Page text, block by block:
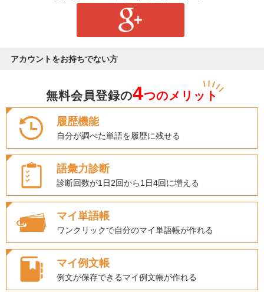
アカウントをお持ちでない方
無料会員登録の4つのメリット
履歴機能
自分が調べた単語を履歴に残せる
語彙力診断
診断回数が1日2回から1日4回に増える
マイ単語帳
ワンクリックで自分のマイ単語帳が作れる
マイ例文帳
例文が保存できるマイ例文帳が作れる